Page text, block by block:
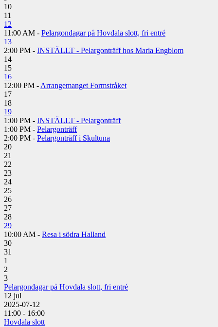
10
11
12
11:00 AM - Pelargondagar på Hovdala slott, fri entré
13
2:00 PM - INSTÄLLT - Pelargonträff hos Maria Engblom
14
15
16
12:00 PM - Arrangemanget Formstråket
17
18
19
1:00 PM - INSTÄLLT - Pelargonträff
1:00 PM - Pelargonträff
2:00 PM - Pelargonträff i Skultuna
20
21
22
23
24
25
26
27
28
29
10:00 AM - Resa i södra Halland
30
31
1
2
3
Pelargondagar på Hovdala slott, fri entré
12 jul
2025-07-12
11:00 - 16:00
Hovdala slott